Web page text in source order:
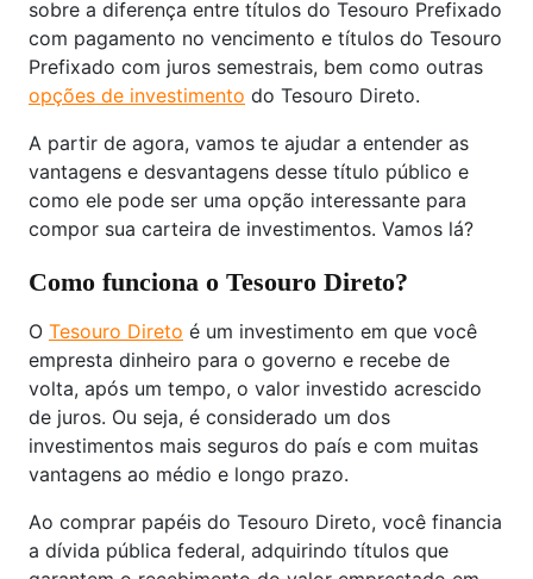
sobre a diferença entre títulos do Tesouro Prefixado
com pagamento no vencimento e títulos do Tesouro
Prefixado com juros semestrais, bem como outras
opções de investimento do Tesouro Direto.
A partir de agora, vamos te ajudar a entender as
vantagens e desvantagens desse título público e
como ele pode ser uma opção interessante para
compor sua carteira de investimentos. Vamos lá?
Como funciona o Tesouro Direto?
O Tesouro Direto é um investimento em que você
empresta dinheiro para o governo e recebe de
volta, após um tempo, o valor investido acrescido
de juros. Ou seja, é considerado um dos
investimentos mais seguros do país e com muitas
vantagens ao médio e longo prazo.
Ao comprar papéis do Tesouro Direto, você financia
a dívida pública federal, adquirindo títulos que